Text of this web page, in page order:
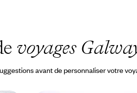
voyages
avant de personnaliser votre